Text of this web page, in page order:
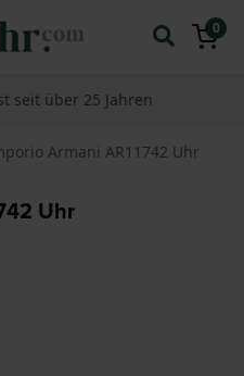
0
seit über 25 Jahren
Armani AR11742 Uhr
Uhr